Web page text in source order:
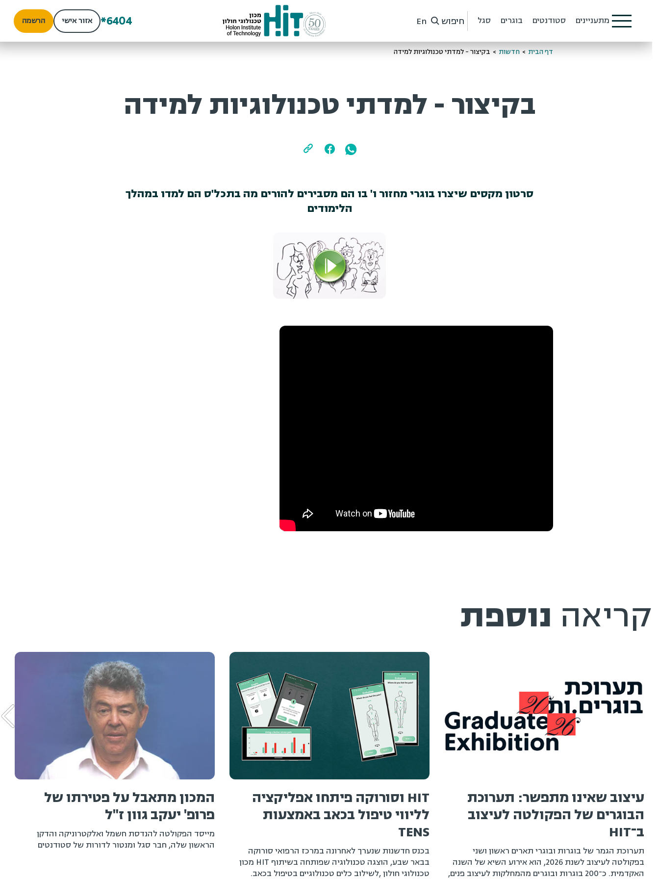
מתעניינים סטודנטים בוגרים סגל חיפוש En
*6404 אזור אישי הרשמה
דף הבית > חדשות > בקיצור - למדתי טכנולוגיות למידה
בקיצור - למדתי טכנולוגיות למידה
סרטון מקסים שיצרו בוגרי מחזור ו' בו הם מסבירים להורים מה בתכל'ס הם למדו במהלך
הלימודים
קריאה נוספת
עיצוב שאינו מתפשר: תערוכת
הבוגרים של הפקולטה לעיצוב
ב־HIT
תערוכת הגמר של בוגרות ובוגרי תארים ראשון ושני
בפקולטה לעיצוב לשנת 2026, הוא אירוע השיא של השנה
האקדמית. כ־200 בוגרות ובוגרים מהמחלקות לעיצוב פנים,
HIT וסורוקה פיתחו אפליקציה
לליווי טיפול בכאב באמצעות
TENS
בכנס חדשנות שנערך לאחרונה במרכז הרפואי סורוקה
בבאר שבע, הוצגה טכנולוגיה שפותחה בשיתוף HIT מכון
טכנולוגי חולון ,לשילוב כלים טכנולוגיים בטיפול בכאב.
המכון מתאבל על פטירתו של
פרופ' יעקב גוון ז"ל
מייסד הפקולטה להנדסת חשמל ואלקטרוניקה והדקן
הראשון שלה, חבר סגל ומנטור לדורות של סטודנטים